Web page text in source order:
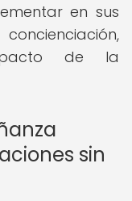
en sus
de la
sin